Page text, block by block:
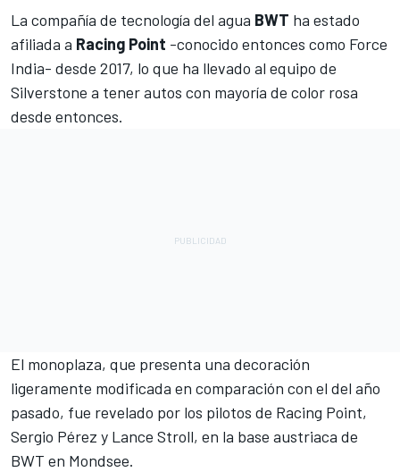
La compañía de tecnología del agua BWT ha estado
afiliada a Racing Point -conocido entonces como Force
India- desde 2017, lo que ha llevado al equipo de
Silverstone a tener autos con mayoría de color rosa
desde entonces.
El monoplaza, que presenta una decoración
ligeramente modificada en comparación con el del año
pasado, fue revelado por los pilotos de Racing Point,
Sergio Pérez y Lance Stroll, en la base austriaca de
BWT en Mondsee.